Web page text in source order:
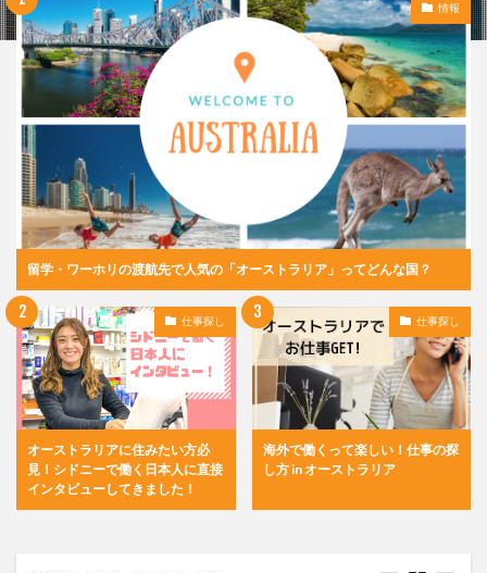
情報
留学・ワーホリの渡航先で人気の「オーストラリア」ってどんな国？
仕事探し
オーストラリアに住みたい方必
見！シドニーで働く日本人に直接
インタビューしてきました！
仕事探し
海外で働くって楽しい！仕事の探
し方 in オーストラリア